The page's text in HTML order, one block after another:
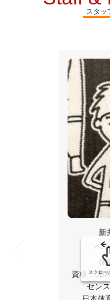
スタッ
新
ヘ
保
資格：
セン
スクロー